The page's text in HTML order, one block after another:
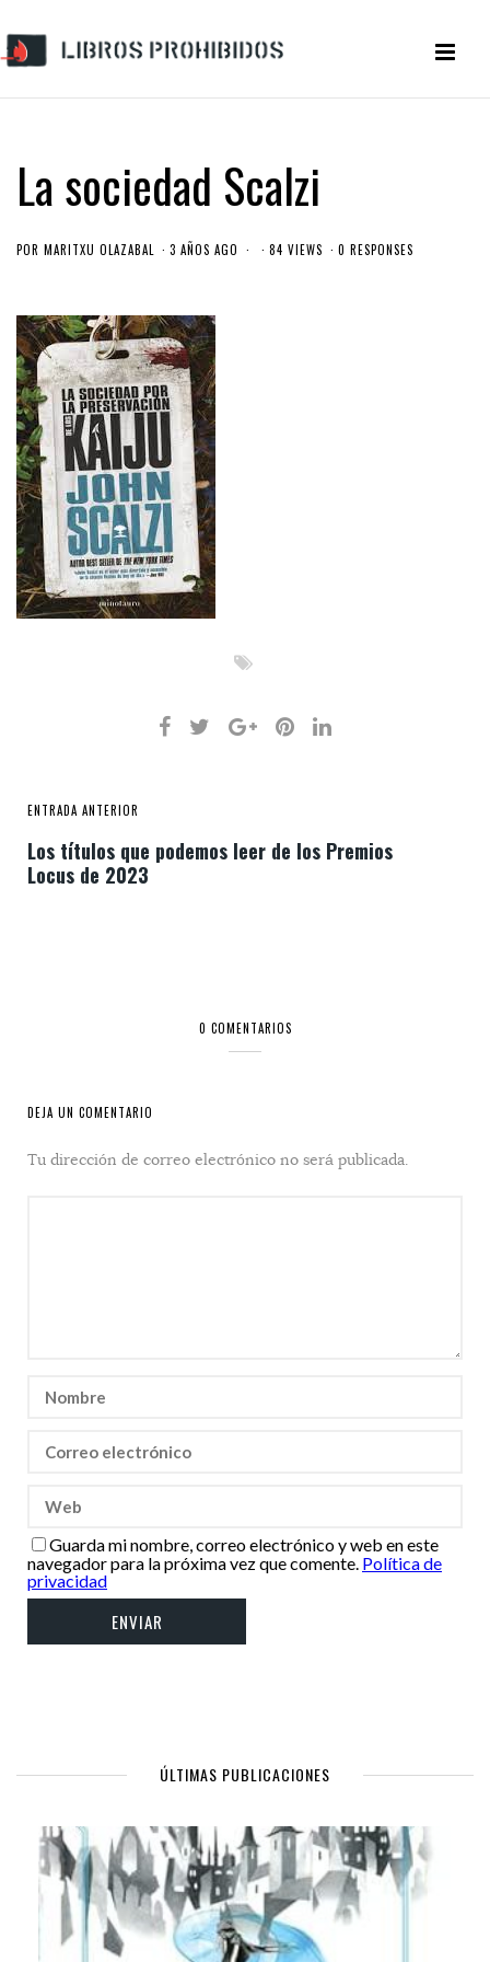
La sociedad Scalzi
POR MARITXU OLAZABAL 3 AÑOS AGO 84 VIEWS 0 RESPONSES
ENTRADA ANTERIOR
Los títulos que podemos leer de los Premios
Locus de 2023
0 COMENTARIOS
DEJA UN COMENTARIO
Tu dirección de correo electrónico no será publicada.
Guarda mi nombre, correo electrónico y web en este
navegador para la próxima vez que comente. Política de
privacidad
ÚLTIMAS PUBLICACIONES